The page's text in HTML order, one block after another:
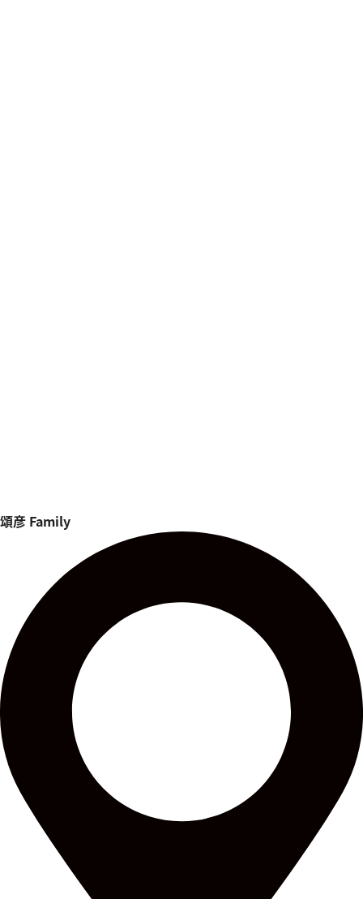
頌彦 Family